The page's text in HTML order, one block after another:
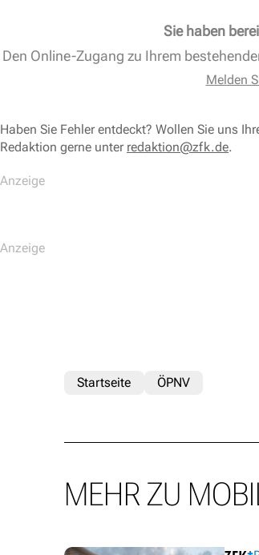
Sie haben
Den Online-Zugang zu Ihrem
Melden
Haben Sie Fehler entdeckt? Wollen Sie uns
Redaktion gerne unter redaktion@zfk.de.
Startseite ÖPNV
MEHR ZU